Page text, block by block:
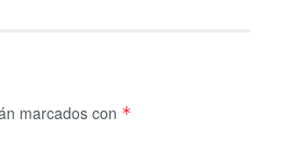
marcados con *